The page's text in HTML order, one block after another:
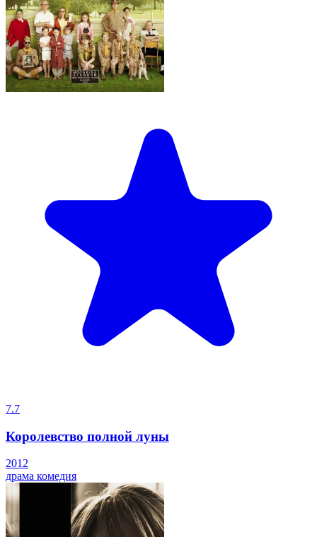
7.7
Королевство полной луны
2012
драма комедия